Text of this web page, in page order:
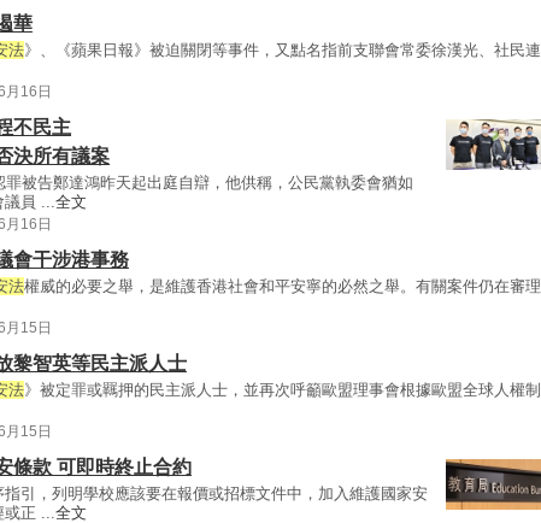
華
法》、《蘋果日報》被迫關閉等事件，又點名指前支聯會常委徐漢光、社民連
月16日
不民主
決所有議案
被告鄭達鴻昨天起出庭自辯，他供稱，公民黨執委會猶如
議員 ...全文
月16日
會干涉港事務
法權威的必要之舉，是維護香港社會和平安寧的必然之舉。有關案件仍在審理
月15日
黎智英等民主派人士
法》被定罪或羈押的民主派人士，並再次呼籲歐盟理事會根據歐盟全球人權制
月15日
條款 可即時終止合約
引，列明學校應該要在報價或招標文件中，加入維護國家安
或正 ...全文